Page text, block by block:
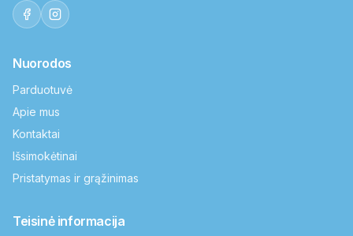
Nuorodos
Parduotuvė
Apie mus
Kontaktai
Išsimokėtinai
Pristatymas ir grąžinimas
Teisinė informacija